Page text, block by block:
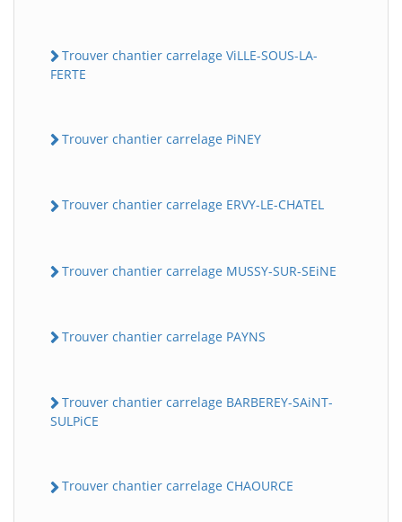
Trouver chantier carrelage ViLLE-SOUS-LA-
FERTE
Trouver chantier carrelage PiNEY
Trouver chantier carrelage ERVY-LE-CHATEL
Trouver chantier carrelage MUSSY-SUR-SEiNE
Trouver chantier carrelage PAYNS
Trouver chantier carrelage BARBEREY-SAiNT-
SULPiCE
Trouver chantier carrelage CHAOURCE